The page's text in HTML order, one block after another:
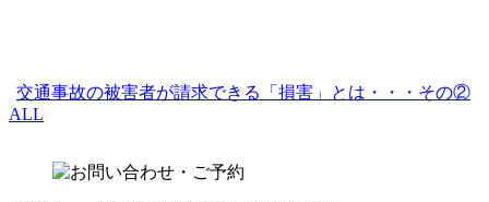
交通事故の被害者が請求できる「損害」とは・・・その②
ALL